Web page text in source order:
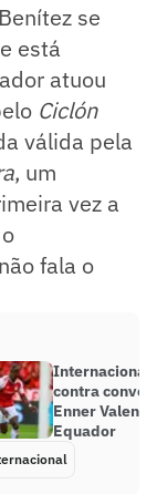
se
está
atuou
Ciclón
válida pela
, um
vez a
fala o
Internacional
contra
Enner
Equador